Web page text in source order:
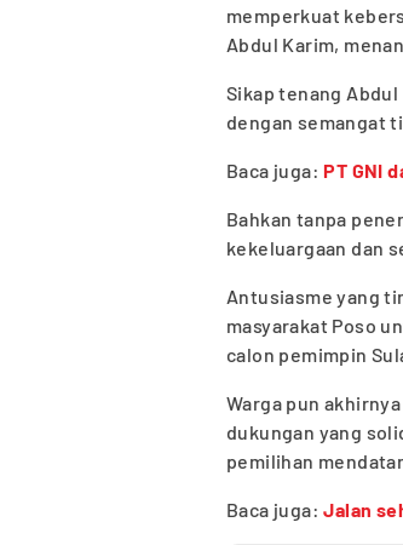
memperkuat
Abdul Karim,
Sikap tenang
dengan semangat
Baca juga:PT GNI
Bahkan tanpa
kekeluargaan dan
Antusiasme yang
masyarakat Poso
calon pemimpin
Warga pun
dukungan yang
pemilihan
Baca juga:Jalan